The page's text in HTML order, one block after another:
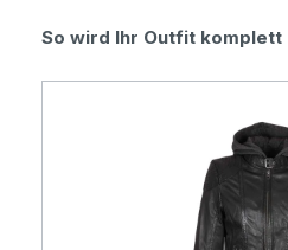
Produktgalerie überspringen
So wird Ihr Outfit komplett